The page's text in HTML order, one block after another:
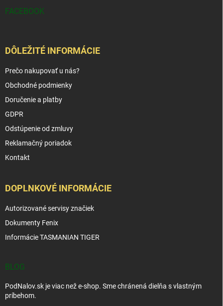
FACEBOOK
DÔLEŽITÉ INFORMÁCIE
Prečo nakupovať u nás?
Obchodné podmienky
Doručenie a platby
GDPR
Odstúpenie od zmluvy
Reklamačný poriadok
Kontakt
DOPLNKOVÉ INFORMÁCIE
Autorizované servisy značiek
Dokumenty Fenix
Informácie TASMANIAN TIGER
BLOG
PodNalov.sk je viac než e-shop. Sme chránená dielňa s vlastným
príbehom.